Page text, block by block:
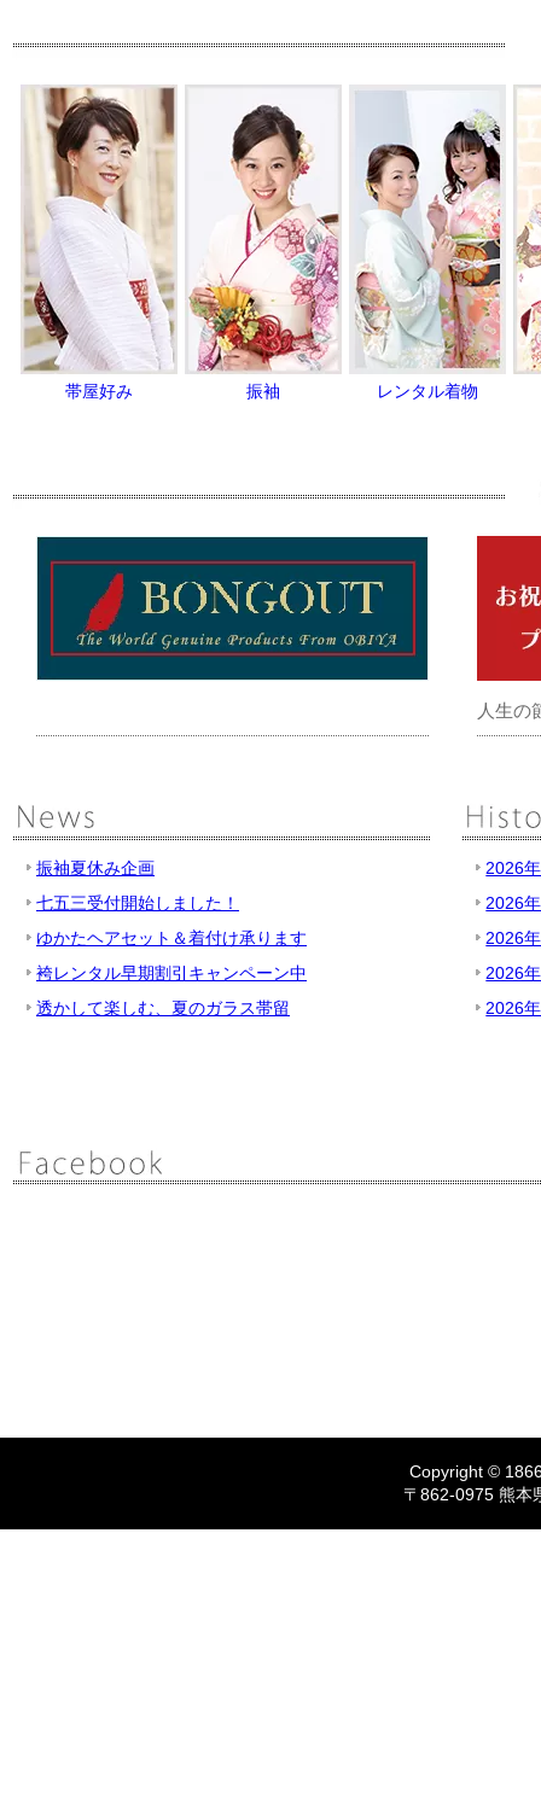
帯屋好み 振袖 レンタル着物
人生の
振袖夏休み企画
七五三受付開始しました！
ゆかたヘアセット＆着付け承ります
袴レンタル早期割引キャンペーン中
透かして楽しむ、夏のガラス帯留
2026
2026
2026
2026
2026
Copyright ©
〒862-0975 熊本